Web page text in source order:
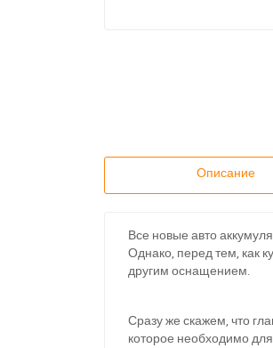
Описание
Все новые авто
Однако, перед тем, как
другим оснащением.
Сразу же скажем, что
которое необходимо